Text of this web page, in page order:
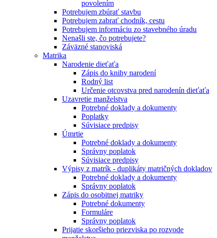
povolením
Potrebujem zbúrať stavbu
Potrebujem zabrať chodník, cestu
Potrebujem informáciu zo stavebného úradu
Nenašli ste, čo potrebujete?
Záväzné stanoviská
Matrika
Narodenie dieťaťa
Zápis do knihy narodení
Rodný list
Určenie otcovstva pred narodenín dieťaťa
Uzavretie manželstva
Potrebné doklady a dokumenty
Poplatky
Súvisiace predpisy
Úmrtie
Potrebné doklady a dokumenty
Správny poplatok
Súvisiace predpisy
Výpisy z matrík - duplikáty matričných dokladov
Potrebné doklady a dokumenty
Správny poplatok
Zápis do osobitnej matriky
Potrebné dokumenty
Formuláre
Správny poplatok
Prijatie skoršieho priezviska po rozvode